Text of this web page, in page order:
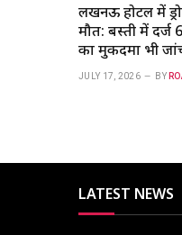
लखनऊ होटल में
मौत: बस्ती में दर्ज
का मुकदमा भी
JULY 17, 2026 BY
LATEST NEWS